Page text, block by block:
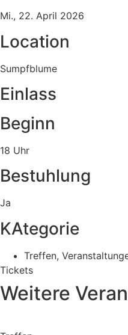
Mi., 22. April 2026
Location
Sumpfblume
Einlass
Beginn
18 Uhr
Bestuhlung
Ja
KAtegorie
Treffen,
Tickets
Weitere